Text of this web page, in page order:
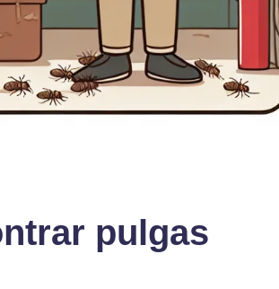
pulgas